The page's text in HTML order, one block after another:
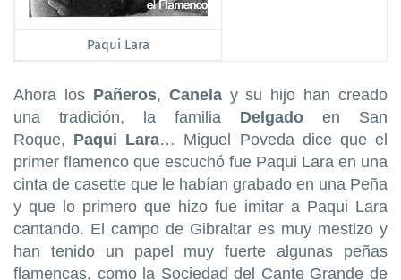
Paqui Lara
Ahora los Pañeros, Canelay su hijo han creado
una tradición, la familia Delgado en San
Roque, Paqui Lara… Miguel Poveda dice que el
primer flamenco que escuchó fue Paqui Lara en una
cinta de casette que le habían grabado en una Peña
y que lo primero que hizo fue imitar a Paqui Lara
cantando. El campo de Gibraltar es muy mestizo y
han tenido un papel muy fuerte algunas peñas
flamencas, como la Sociedad del Cante Grande de